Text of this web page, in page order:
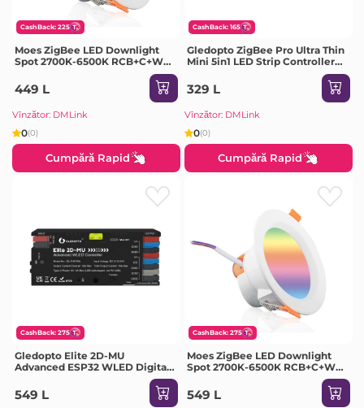
CashBack: 225
Moes ZigBee LED Downlight
Spot 2700K-6500K RCB+C+W
449 L
Vînzător: DMLink
0(0)
Cumpără Rapid
CashBack: 165
Gledopto ZigBee Pro Ultra Thin
Mini 5in1 LED Strip Controller
CCT/RGB/RGBW/RGBCCT/Single
Color (GL-C-002P(6A/CH)),
DC5~24V, 6A/CH, max 144W
329 L
Vînzător: DMLink
0(0)
Cumpără Rapid
CashBack: 275
Gledopto Elite 2D-MU
Advanced ESP32 WLED Digital
RGB/RGBW/RGBCCT (GL-C-
615WL), DC5~24V, total max 15A
549 L
CashBack: 275
Moes ZigBee LED Downlight
Spot 2700K-6500K RCB+C+W
549 L